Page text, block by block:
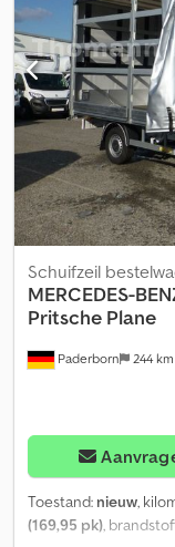
Paderborn 244 km
Schuifzeil
MERCEDES-
Pritsche Plane
Toestand: nieuw,
(169,95 pk),